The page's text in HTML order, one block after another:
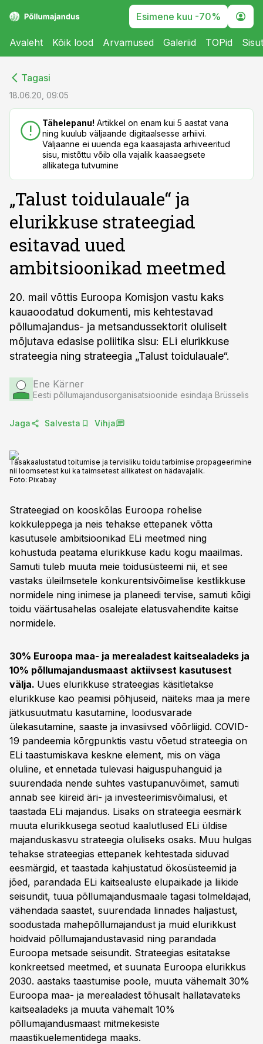
Esimene kuu -70%
Avaleht Kõik lood Arvamused Galeriid TOPid
Tagasi
18.06.20, 09:05
Tähelepanu! Artikkel on enam kui 5 aastat vana
ning kuulub väljaande digitaalsesse arhiivi.
Väljaanne ei uuenda ega kaasajasta arhiveeritud
sisu, mistõttu võib olla vajalik kaasaegsete
allikatega tutvumine
„Talust toidulauale“ ja
elurikkuse strateegiad
esitavad uued
ambitsioonikad meetmed
20. mail võttis Euroopa Komisjon vastu kaks
kauaoodatud dokumenti, mis kehtestavad
põllumajandus- ja metsandussektorit oluliselt
mõjutava edasise poliitika sisu: ELi elurikkuse
strateegia ning strateegia „Talust toidulauale“.
Ene Kärner
Eesti põllumajandusorganisatsioonide esindaja Brüsselis
Jaga Salvesta Vihja
Tasakaalustatud toitumise ja tervisliku toidu tarbimise propageerimine
nii loomsetest kui ka taimsetest allikatest on hädavajalik.
Foto: Pixabay
Strateegiad on kooskõlas Euroopa rohelise
kokkuleppega ja neis tehakse ettepanek võtta
kasutusele ambitsioonikad ELi meetmed ning
kohustuda peatama elurikkuse kadu kogu maailmas.
Samuti tuleb muuta meie toidusüsteemi nii, et see
vastaks üleilmsetele konkurentsivõimelise kestlikkuse
normidele ning inimese ja planeedi tervise, samuti kõigi
toidu väärtusahelas osalejate elatusvahendite kaitse
normidele.
30% Euroopa maa- ja merealadest kaitsealadeks ja
10% põllumajandusmaast aktiivsest kasutusest
välja. Uues elurikkuse strateegias käsitletakse
elurikkuse kao peamisi põhjuseid, näiteks maa ja mere
jätkusuutmatu kasutamine, loodusvarade
ülekasutamine, saaste ja invasiivsed võõrliigid. COVID-
19 pandeemia kõrgpunktis vastu võetud strateegia on
ELi taastumiskava keskne element, mis on väga
oluline, et ennetada tulevasi haiguspuhanguid ja
suurendada nende suhtes vastupanuvõimet, samuti
annab see kiireid äri- ja investeerimisvõimalusi, et
taastada ELi majandus. Lisaks on strateegia eesmärk
muuta elurikkusega seotud kaalutlused ELi üldise
majanduskasvu strateegia oluliseks osaks. Muu hulgas
tehakse strateegias ettepanek kehtestada siduvad
eesmärgid, et taastada kahjustatud ökosüsteemid ja
jõed, parandada ELi kaitsealuste elupaikade ja liikide
seisundit, tuua põllumajandusmaale tagasi tolmeldajad,
vähendada saastet, suurendada linnades haljastust,
soodustada mahepõllumajandust ja muid elurikkust
hoidvaid põllumajandustavasid ning parandada
Euroopa metsade seisundit. Strateegias esitatakse
konkreetsed meetmed, et suunata Euroopa elurikkus
2030. aastaks taastumise poole, muuta vähemalt 30%
Euroopa maa- ja merealadest tõhusalt hallatavateks
kaitsealadeks ja muuta vähemalt 10%
põllumajandusmaast mitmekesiste
maastikuelementidega maaks.